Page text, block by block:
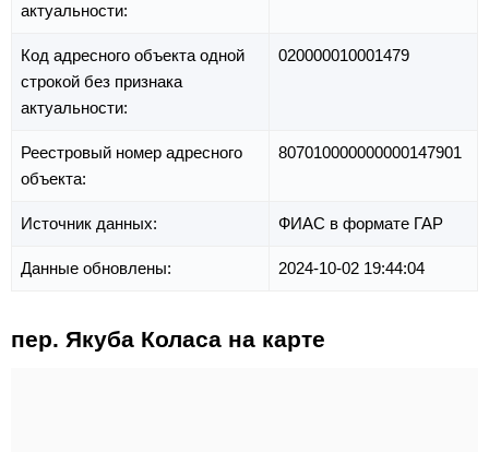
актуальности:
Код адресного объекта одной
строкой без признака
актуальности:
020000010001479
Реестровый номер адресного
объекта:
807010000000000147901
Источник данных: ФИАС в формате ГАР
Данные обновлены: 2024-10-02 19:44:04
пер. Якуба Коласа на карте